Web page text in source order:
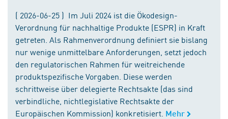
( 2026-06-25 ) Im Juli 2024 ist die Ökodesign-
Verordnung für nachhaltige Produkte (ESPR) in Kraft
getreten. Als Rahmenverordnung definiert sie bislang
nur wenige unmittelbare Anforderungen, setzt jedoch
den regulatorischen Rahmen für weitreichende
produktspezifische Vorgaben. Diese werden
schrittweise über delegierte Rechtsakte (das sind
verbindliche, nichtlegislative Rechtsakte der
Europäischen Kommission) konkretisiert. Mehr